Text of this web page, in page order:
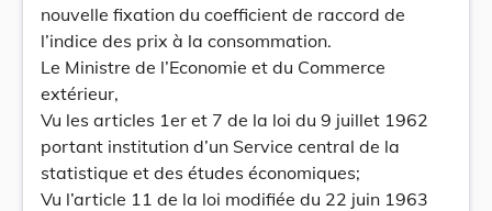
nouvelle fixation du coefficient de raccord de
l’indice des prix à la consommation.
Le Ministre de l’Economie et du Commerce
extérieur,
Vu les articles 1er et 7 de la loi du 9 juillet 1962
portant institution d’un Service central de la
statistique et des études économiques;
Vu l’article 11 de la loi modifiée du 22 juin 1963